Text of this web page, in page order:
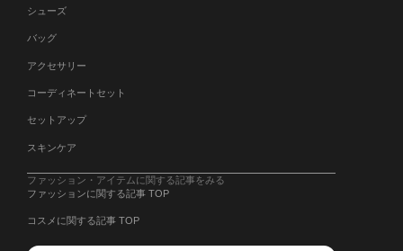
シューズ
バッグ
アクセサリー
コーディネートセット
セットアップ
スキンケア
ファッション・アイテムに関する記事をみる
ファッションに関する記事 TOP
コスメに関する記事 TOP